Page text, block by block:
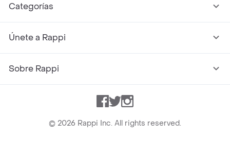
Categorías
Únete a Rappi
Sobre Rappi
Facebook
TwitterInstagram
© 2026 Rappi Inc. All rights reserved.